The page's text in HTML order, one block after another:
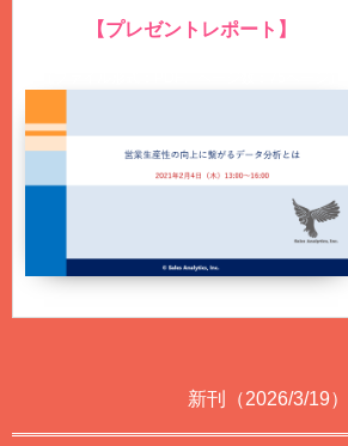
【プレゼントレポート】
新刊（2026/3/19）